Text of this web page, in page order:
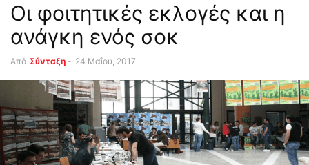
Οι φοιτητικές εκλογές και η
ανάγκη ενός σοκ
Από Σύνταξη - 24 Μαΐου, 2017